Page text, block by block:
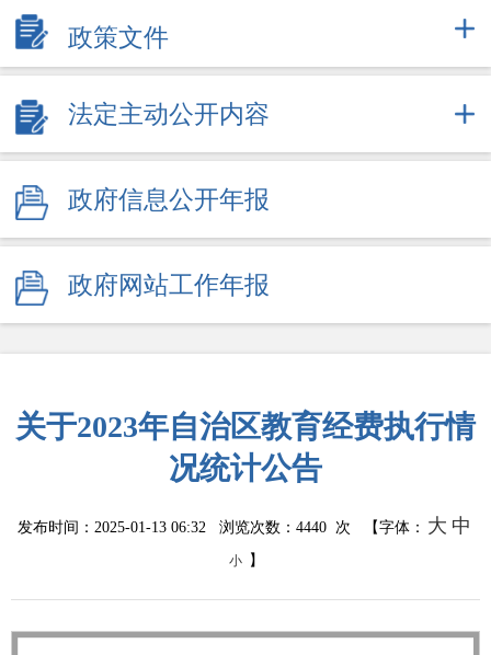
政策文件
法定主动公开内容
政府信息公开年报
政府网站工作年报
关于2023年自治区教育经费执行情
况统计公告
发布时间：2025-01-13 06:32 浏览次数： 4440 次 【字体： 大 中
小 】